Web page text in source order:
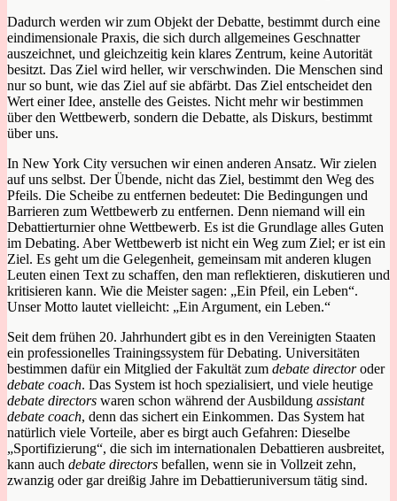
Dadurch werden wir zum Objekt der Debatte, bestimmt durch eine
eindimensionale Praxis, die sich durch allgemeines Geschnatter
auszeichnet, und gleichzeitig kein klares Zentrum, keine Autorität
besitzt. Das Ziel wird heller, wir verschwinden. Die Menschen sind
nur so bunt, wie das Ziel auf sie abfärbt. Das Ziel entscheidet den
Wert einer Idee, anstelle des Geistes. Nicht mehr wir bestimmen
über den Wettbewerb, sondern die Debatte, als Diskurs, bestimmt
über uns.
In New York City versuchen wir einen anderen Ansatz. Wir zielen
auf uns selbst. Der Übende, nicht das Ziel, bestimmt den Weg des
Pfeils. Die Scheibe zu entfernen bedeutet: Die Bedingungen und
Barrieren zum Wettbewerb zu entfernen. Denn niemand will ein
Debattierturnier ohne Wettbewerb. Es ist die Grundlage alles Guten
im Debating. Aber Wettbewerb ist nicht ein Weg zum Ziel; er ist ein
Ziel. Es geht um die Gelegenheit, gemeinsam mit anderen klugen
Leuten einen Text zu schaffen, den man reflektieren, diskutieren und
kritisieren kann. Wie die Meister sagen: „Ein Pfeil, ein Leben“.
Unser Motto lautet vielleicht: „Ein Argument, ein Leben.“
Seit dem frühen 20. Jahrhundert gibt es in den Vereinigten Staaten
ein professionelles Trainingssystem für Debating. Universitäten
bestimmen dafür ein Mitglied der Fakultät zum debate directoroder
debate coach. Das System ist hoch spezialisiert, und viele heutige
debate directors waren schon während der Ausbildung assistant
debate coach, denn das sichert ein Einkommen. Das System hat
natürlich viele Vorteile, aber es birgt auch Gefahren: Dieselbe
„Sportifizierung“, die sich im internationalen Debattieren ausbreitet,
kann auch debate directors befallen, wenn sie in Vollzeit zehn,
zwanzig oder gar dreißig Jahre im Debattieruniversum tätig sind.